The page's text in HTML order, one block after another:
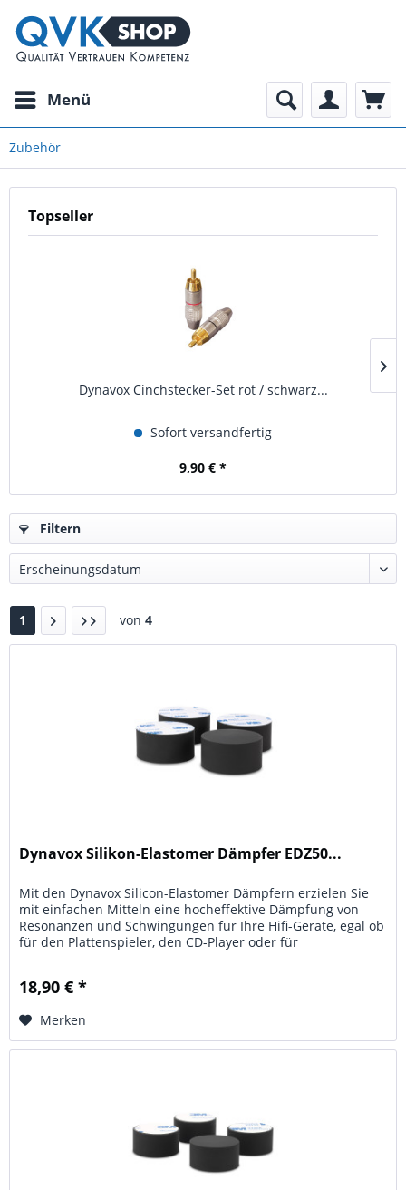
Menü
Zubehör
Topseller
Dynavox Cinchstecker-Set rot / schwarz...
Sofort versandfertig
9,90 € *
Filtern
1 von 4
Dynavox Silikon-Elastomer Dämpfer EDZ50...
Mit den Dynavox Silicon-Elastomer Dämpfern erzielen Sie
mit einfachen Mitteln eine hocheffektive Dämpfung von
Resonanzen und Schwingungen für Ihre Hifi-Geräte, egal ob
für den Plattenspieler, den CD-Player oder für
18,90 € *
Merken